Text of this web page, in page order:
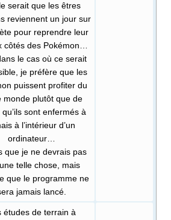
serait que les êtres
reviennent un jour sur
pour reprendre leur
côtés des Pokémon…
le cas où ce serait
je préfère que les
puissent profiter du
monde plutôt que de
sont enfermés à
à l’intérieur d’un
ordinateur…
que je ne devrais pas
telle chose, mais
que le programme ne
jamais lancé.
études de terrain à